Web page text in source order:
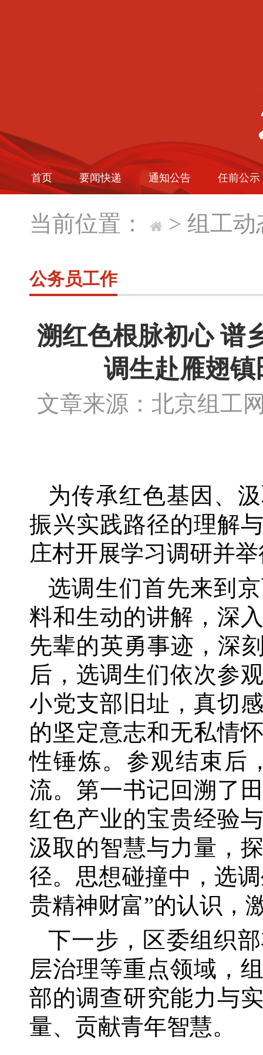
首页 要闻快递 通知公告 任前公示
当前位置： > 组工动
公务员工作
溯红色根脉初心 谱
调生赴雁翅
文章来源：北京组
为传承红色基因、
振兴实践路径的理解
庄村开展学习调研并
选调生们首先来到
料和生动的讲解，深
先辈的英勇事迹，深
后，选调生们依次参
小党支部旧址，真切
的坚定意志和无私情
性锤炼。参观结束后
流。第一书记回溯了
红色产业的宝贵经验
汲取的智慧与力量，
径。思想碰撞中，选
贵精神财富”的认识，
下一步，区委组织
层治理等重点领域，
部的调查研究能力与
量、贡献青年智慧。